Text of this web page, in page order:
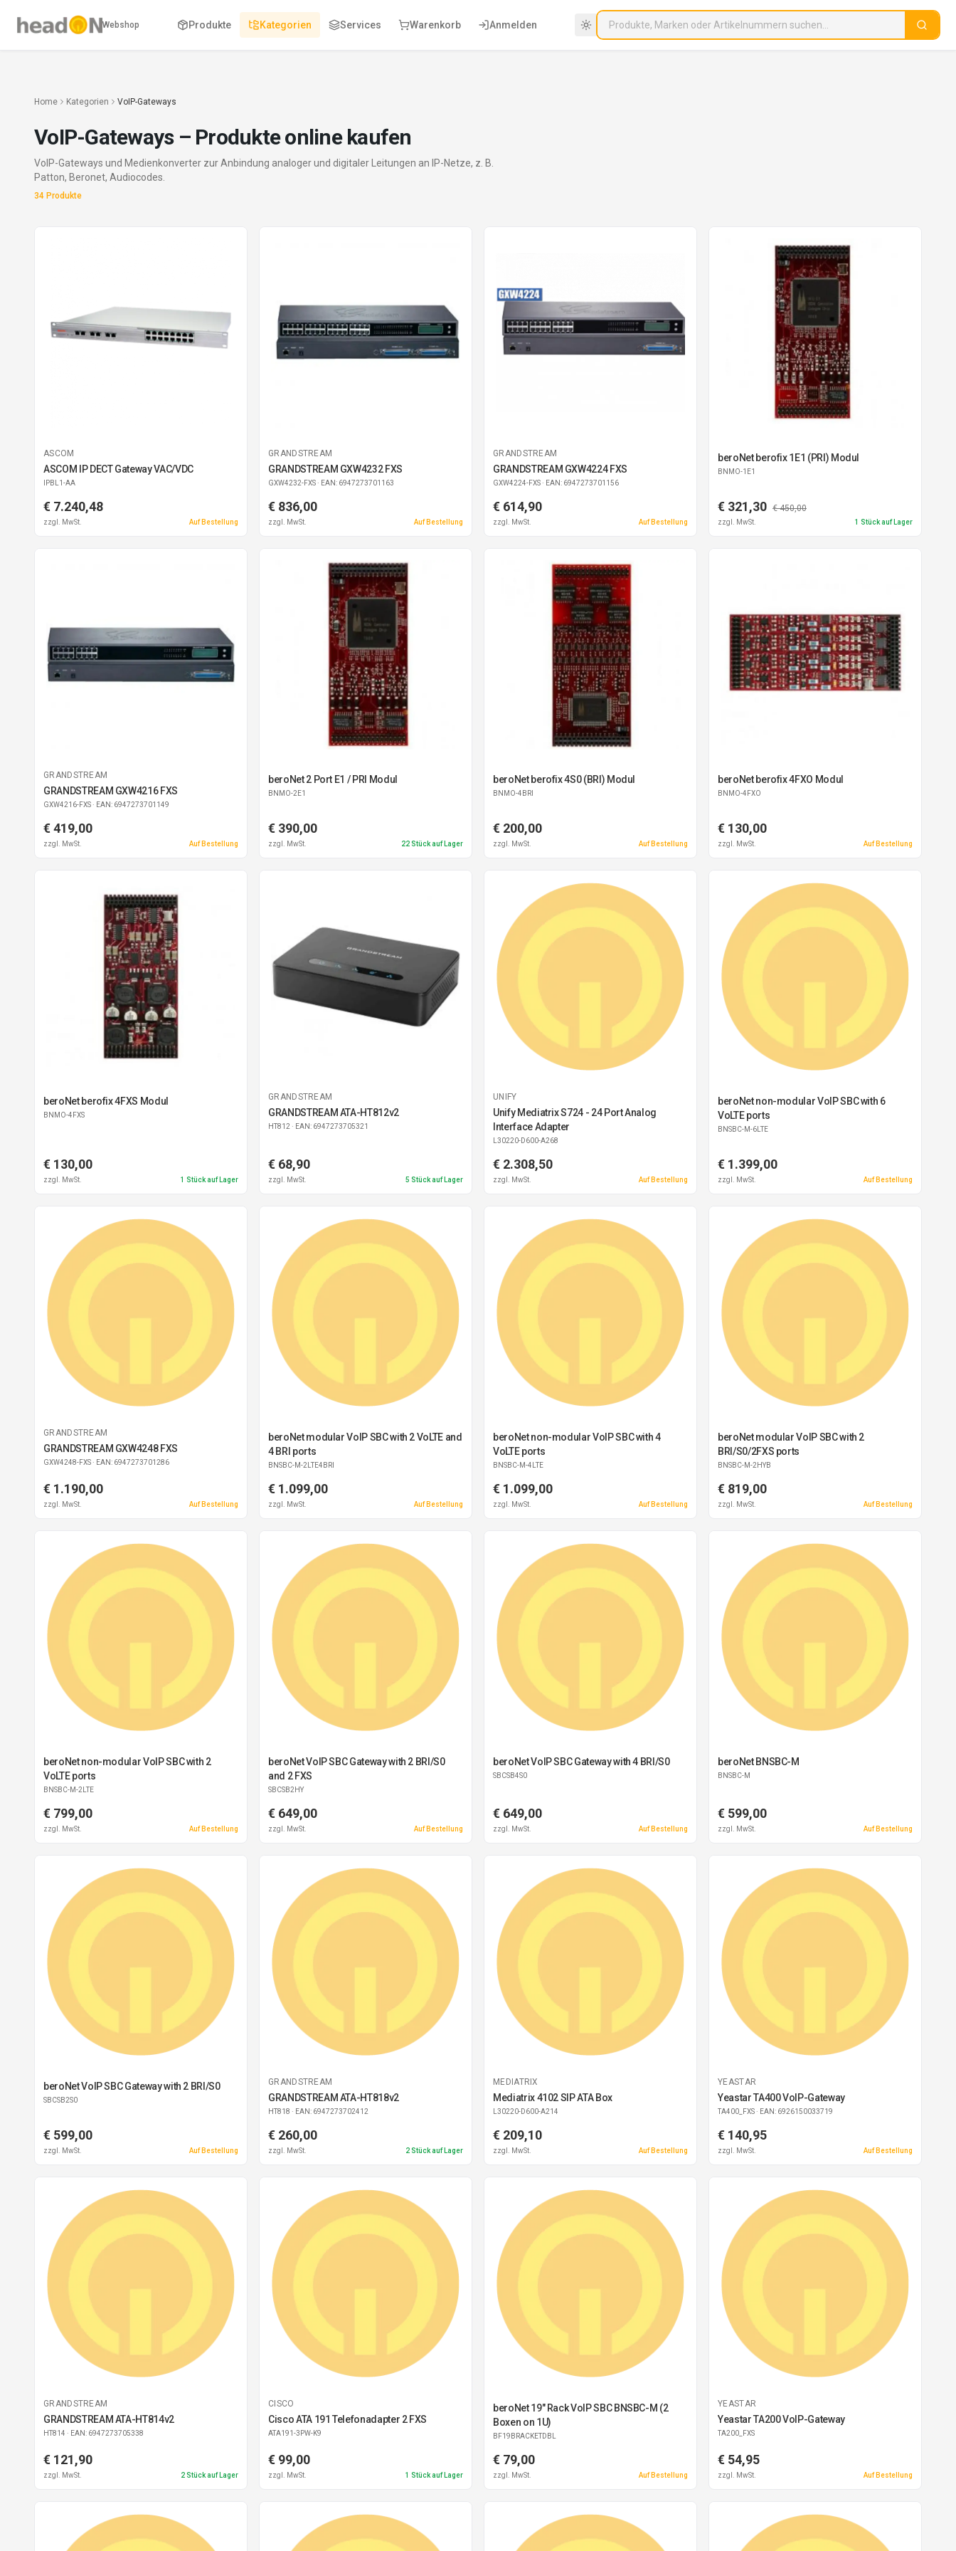
Webshop Produkte Kategorien Services Warenkorb Anmelden
Home Kategorien VoIP-Gateways
VoIP-Gateways– Produkte online kaufen
VoIP-Gateways und Medienkonverter zur Anbindung analoger und digitaler Leitungen an IP-Netze, z. B.
Patton, Beronet, Audiocodes.
34 Produkte
ASCOM
ASCOM IP DECT Gateway VAC/VDC
IPBL1-AA
€ 7.240,48
zzgl. MwSt. Auf Bestellung
GRANDSTREAM
GRANDSTREAM GXW4232 FXS
GXW4232-FXS · EAN: 6947273701163
€ 836,00
zzgl. MwSt. Auf Bestellung
GRANDSTREAM
GRANDSTREAM GXW4224 FXS
GXW4224-FXS · EAN: 6947273701156
€ 614,90
zzgl. MwSt. Auf Bestellung
beroNet berofix 1E1 (PRI) Modul
BNMO-1E1
€ 321,30 € 450,00
zzgl. MwSt. 1 Stück auf Lager
GRANDSTREAM
GRANDSTREAM GXW4216 FXS
GXW4216-FXS · EAN: 6947273701149
€ 419,00
zzgl. MwSt. Auf Bestellung
beroNet 2 Port E1 / PRI Modul
BNMO-2E1
€ 390,00
zzgl. MwSt. 22 Stück auf Lager
beroNet berofix 4S0 (BRI) Modul
BNMO-4BRI
€ 200,00
zzgl. MwSt. Auf Bestellung
beroNet berofix 4FXO Modul
BNMO-4FXO
€ 130,00
zzgl. MwSt. Auf Bestellung
beroNet berofix 4FXS Modul
BNMO-4FXS
€ 130,00
zzgl. MwSt. 1 Stück auf Lager
GRANDSTREAM
GRANDSTREAM ATA-HT812v2
HT812 · EAN: 6947273705321
€ 68,90
zzgl. MwSt. 5 Stück auf Lager
UNIFY
Unify Mediatrix S724 - 24 Port Analog
Interface Adapter
L30220-D600-A268
€ 2.308,50
zzgl. MwSt. Auf Bestellung
beroNet non-modular VoIP SBC with 6
VoLTE ports
BNSBC-M-6LTE
€ 1.399,00
zzgl. MwSt. Auf Bestellung
GRANDSTREAM
GRANDSTREAM GXW4248 FXS
GXW4248-FXS · EAN: 6947273701286
€ 1.190,00
zzgl. MwSt. Auf Bestellung
beroNet modular VoIP SBC with 2 VoLTE and
4 BRI ports
BNSBC-M-2LTE4BRI
€ 1.099,00
zzgl. MwSt. Auf Bestellung
beroNet non-modular VoIP SBC with 4
VoLTE ports
BNSBC-M-4LTE
€ 1.099,00
zzgl. MwSt. Auf Bestellung
beroNet modular VoIP SBC with 2
BRI/S0/2FXS ports
BNSBC-M-2HYB
€ 819,00
zzgl. MwSt. Auf Bestellung
beroNet non-modular VoIP SBC with 2
VoLTE ports
BNSBC-M-2LTE
€ 799,00
zzgl. MwSt. Auf Bestellung
beroNet VoIP SBC Gateway with 2 BRI/S0
and 2 FXS
SBCSB2HY
€ 649,00
zzgl. MwSt. Auf Bestellung
beroNet VoIP SBC Gateway with 4 BRI/S0
SBCSB4S0
€ 649,00
zzgl. MwSt. Auf Bestellung
beroNet BNSBC-M
BNSBC-M
€ 599,00
zzgl. MwSt. Auf Bestellung
beroNet VoIP SBC Gateway with 2 BRI/S0
SBCSB2S0
€ 599,00
zzgl. MwSt. Auf Bestellung
GRANDSTREAM
GRANDSTREAM ATA-HT818v2
HT818 · EAN: 6947273702412
€ 260,00
zzgl. MwSt. 2 Stück auf Lager
MEDIATRIX
Mediatrix 4102 SIP ATA Box
L30220-D600-A214
€ 209,10
zzgl. MwSt. Auf Bestellung
YEASTAR
Yeastar TA400 VoIP-Gateway
TA400_FXS · EAN: 6926150033719
€ 140,95
zzgl. MwSt. Auf Bestellung
GRANDSTREAM
GRANDSTREAM ATA-HT814v2
HT814 · EAN: 6947273705338
€ 121,90
zzgl. MwSt. 2 Stück auf Lager
CISCO
Cisco ATA 191 Telefonadapter 2 FXS
ATA191-3PW-K9
€ 99,00
zzgl. MwSt. 1 Stück auf Lager
beroNet 19" Rack VoIP SBC BNSBC-M (2
Boxen on 1U)
BF19BRACKETDBL
€ 79,00
zzgl. MwSt. Auf Bestellung
YEASTAR
Yeastar TA200 VoIP-Gateway
TA200_FXS
€ 54,95
zzgl. MwSt. Auf Bestellung